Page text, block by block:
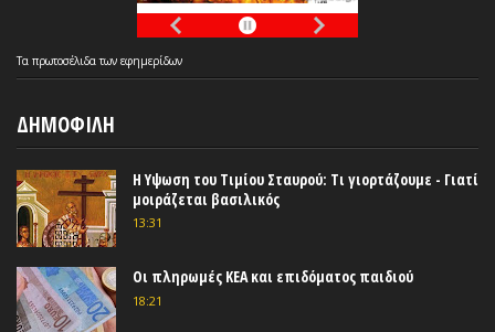
Τα πρωτοσέλιδατων εφημερίδων
ΔΗΜΟΦΙΛΗ
Η Υψωση του Τιμίου Σταυρού: Τι γιορτάζουμε - Γιατί
μοιράζεται βασιλικός
13:31
Οι πληρωμές ΚΕΑ και επιδόματος παιδιού
18:21